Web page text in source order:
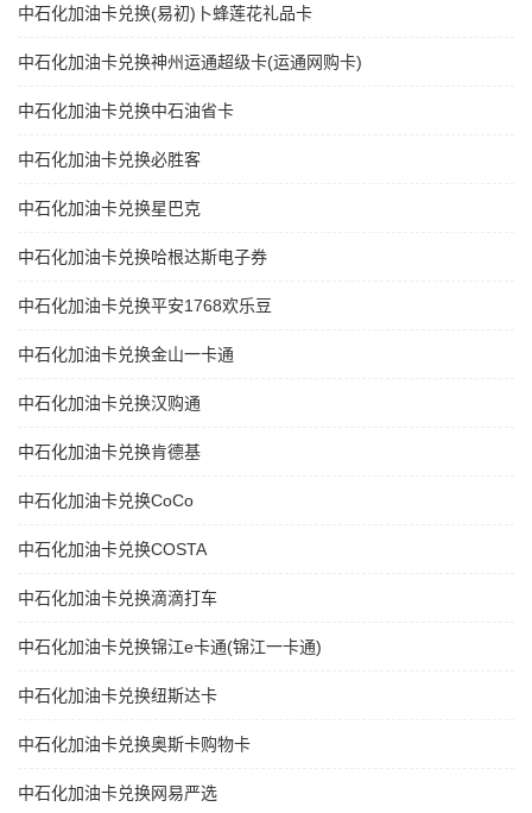
中石化加油卡兑换(易初)卜蜂莲花礼品卡
中石化加油卡兑换神州运通超级卡(运通网购卡)
中石化加油卡兑换中石油省卡
中石化加油卡兑换必胜客
中石化加油卡兑换星巴克
中石化加油卡兑换哈根达斯电子券
中石化加油卡兑换平安1768欢乐豆
中石化加油卡兑换金山一卡通
中石化加油卡兑换汉购通
中石化加油卡兑换肯德基
中石化加油卡兑换CoCo
中石化加油卡兑换COSTA
中石化加油卡兑换滴滴打车
中石化加油卡兑换锦江e卡通(锦江一卡通)
中石化加油卡兑换纽斯达卡
中石化加油卡兑换奥斯卡购物卡
中石化加油卡兑换网易严选